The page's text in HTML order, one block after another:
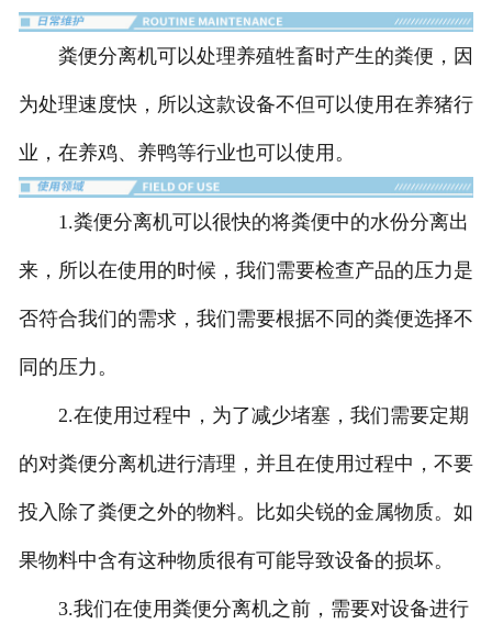
粪便分离机可以处理养殖牲畜时产生的粪便，因
为处理速度快，所以这款设备不但可以使用在养猪行
业，在养鸡、养鸭等行业也可以使用。
1.粪便分离机可以很快的将粪便中的水份分离出
来，所以在使用的时候，我们需要检查产品的压力是
否符合我们的需求，我们需要根据不同的粪便选择不
同的压力。
2.在使用过程中，为了减少堵塞，我们需要定期
的对粪便分离机进行清理，并且在使用过程中，不要
投入除了粪便之外的物料。比如尖锐的金属物质。如
果物料中含有这种物质很有可能导致设备的损坏。
3.我们在使用粪便分离机之前，需要对设备进行